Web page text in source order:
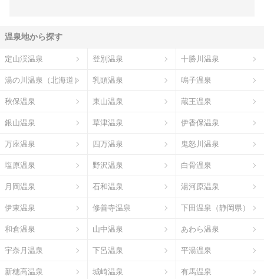
温泉地から探す
定山渓温泉 登別温泉 十勝川温泉
湯の川温泉（北海道） 乳頭温泉 鳴子温泉
秋保温泉 東山温泉 蔵王温泉
銀山温泉 草津温泉 伊香保温泉
万座温泉 四万温泉 鬼怒川温泉
塩原温泉 野沢温泉 白骨温泉
月岡温泉 石和温泉 湯河原温泉
伊東温泉 修善寺温泉 下田温泉（静岡県）
和倉温泉 山中温泉 あわら温泉
宇奈月温泉 下呂温泉 平湯温泉
新穂高温泉 城崎温泉 有馬温泉